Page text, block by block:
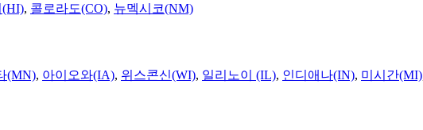
(HI), 콜로라도(CO), 뉴멕시코(NM)
(MN), 아이오와(IA), 위스콘신(WI), 일리노이 (IL), 인디애나(IN), 미시간(MI)